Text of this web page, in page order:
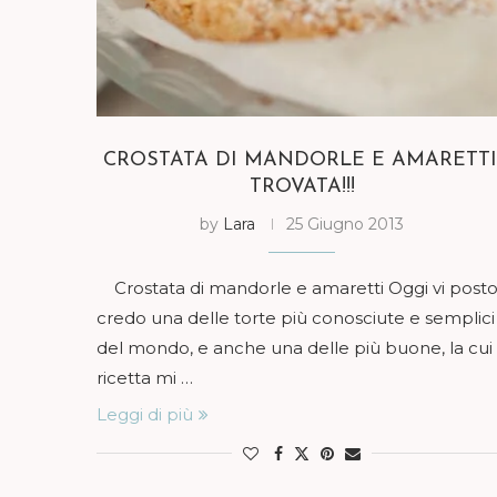
CROSTATA DI MANDORLE E
TROVATA!!!
by Lara 25 Giugno 2013
Crostata di mandorle e amaretti Oggi vi posto
credo una delle torte più conosciute e semplici
del mondo, e anche una delle più buone, la cui
ricetta mi …
Leggi di più